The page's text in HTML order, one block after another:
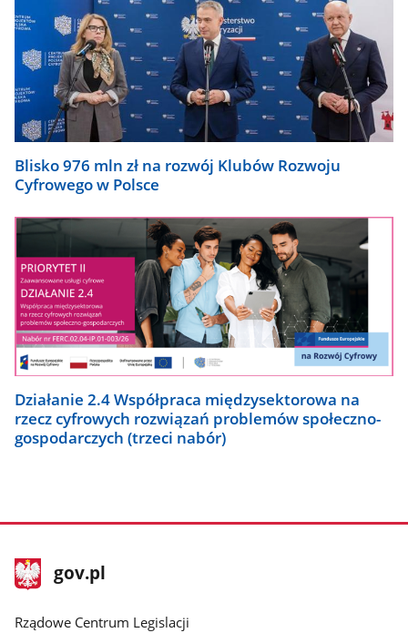
Blisko 976 mln zł na rozwój Klubów Rozwoju
Cyfrowego w Polsce
Działanie 2.4 Współpraca międzysektorowa na
rzecz cyfrowych rozwiązań problemów społeczno-
gospodarczych (trzeci nabór)
stopka
gov.plStrona
gov.pl
Rządowe Centrum Legislacji